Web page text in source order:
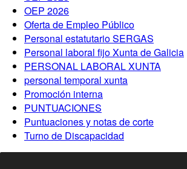
OEP 2026
Oferta de Empleo Público
Personal estatutario SERGAS
Personal laboral fijo Xunta de Galicia
PERSONAL LABORAL XUNTA
personal temporal xunta
Promoción interna
PUNTUACIONES
Puntuaciones y notas de corte
Turno de Discapacidad